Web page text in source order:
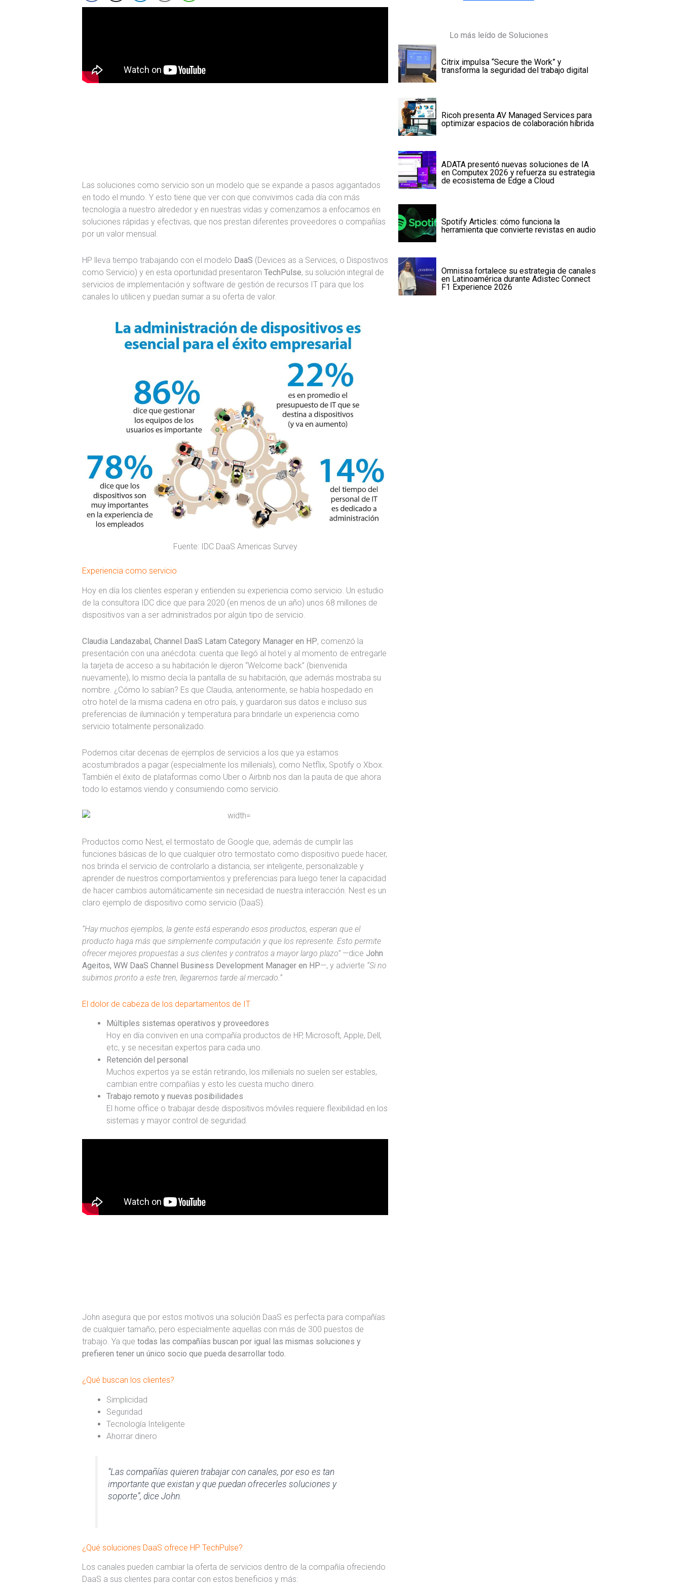
Las soluciones como servicio son un modelo que se expande a pasos agigantados
en todo el mundo. Y esto tiene que ver con que convivimos cada día con más
tecnología a nuestro alrededor y en nuestras vidas y comenzamos a enfocarnos en
soluciones rápidas y efectivas, que nos prestan diferentes proveedores o compañías
por un valor mensual.
HP lleva tiempo trabajando con el modelo DaaS (Devices as a Services, o Dispostivos
como Servicio) y en esta oportunidad presentaron TechPulse, su solución integral de
servicios de implementación y software de gestión de recursos IT para que los
canales lo utilicen y puedan sumar a su oferta de valor.
Fuente: IDC DaaS Americas Survey
Experiencia como servicio
Hoy en día los clientes esperan y entienden su experiencia como servicio. Un estudio
de la consultora IDC dice que para 2020 (en menos de un año) unos 68 millones de
dispositivos van a ser administrados por algún tipo de servicio.
Claudia Landazabal, Channel DaaS Latam Category Manager en HP, comenzó la
presentación con una anécdota: cuenta que llegó al hotel y al momento de entregarle
la tarjeta de acceso a su habitación le dijeron “Welcome back” (bienvenida
nuevamente), lo mismo decía la pantalla de su habitación, que además mostraba su
nombre. ¿Cómo lo sabían? Es que Claudia, anteriormente, se había hospedado en
otro hotel de la misma cadena en otro país, y guardaron sus datos e incluso sus
preferencias de iluminación y temperatura para brindarle un experiencia como
servicio totalmente personalizado.
Podemos citar decenas de ejemplos de servicios a los que ya estamos
acostumbrados a pagar (especialmente los millenials), como Netflix, Spotify o Xbox.
También el éxito de plataformas como Uber o Airbnb nos dan la pauta de que ahora
todo lo estamos viendo y consumiendo como servicio.
Productos como Nest, el termostato de Google que, además de cumplir las
funciones básicas de lo que cualquier otro termostato como dispositivo puede hacer,
nos brinda el servicio de controlarlo a distancia, ser inteligente, personalizable y
aprender de nuestros comportamientos y preferencias para luego tener la capacidad
de hacer cambios automáticamente sin necesidad de nuestra interacción. Nest es un
claro ejemplo de dispositivo como servicio (DaaS).
“Hay muchos ejemplos, la gente está esperando esos productos, esperan que el
producto haga más que simplemente computación y que los represente. Esto permite
ofrecer mejores propuestas a sus clientes y contratos a mayor largo plazo” —dice John
Ageitos, WW DaaS Channel Business Development Manager en HP—, y advierte “Si no
subimos pronto a este tren, llegaremos tarde al mercado.”
El dolor de cabeza de los departamentos de IT
Múltiples sistemas operativos y proveedores
Hoy en día conviven en una compañía productos de HP, Microsoft, Apple, Dell,
etc, y se necesitan expertos para cada uno.
Retención del personal
Muchos expertos ya se están retirando, los millenials no suelen ser estables,
cambian entre compañías y esto les cuesta mucho dinero.
Trabajo remoto y nuevas posibilidades
El home office o trabajar desde dispositivos móviles requiere flexibilidad en los
sistemas y mayor control de seguridad.
John asegura que por estos motivos una solución DaaS es perfecta para compañías
de cualquier tamaño, pero especialmente aquellas con más de 300 puestos de
trabajo. Ya que todas las compañías buscan por igual las mismas soluciones y
prefieren tener un único socio que pueda desarrollar todo.
¿Qué buscan los clientes?
Simplicidad
Seguridad
Tecnología Inteligente
Ahorrar dinero
“Las compañías quieren trabajar con canales, por eso es tan
importante que existan y que puedan ofrecerles soluciones y
soporte”, dice John.
¿Qué soluciones DaaS ofrece HP TechPulse?
Los canales pueden cambiar la oferta de servicios dentro de la compañía ofreciendo
DaaS a sus clientes para contar con estos beneficios y más:
Lo más leído de Soluciones
Citrix impulsa “Secure the Work” y
transforma la seguridad del trabajo digital
Ricoh presenta AV Managed Services para
optimizar espacios de colaboración híbrida
ADATA presentó nuevas soluciones de IA
en Computex 2026 y refuerza su estrategia
de ecosistema de Edge a Cloud
Spotify Articles: cómo funciona la
herramienta que convierte revistas en audio
Omnissa fortalece su estrategia de canales
en Latinoamérica durante Adistec Connect
F1 Experience 2026